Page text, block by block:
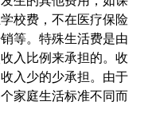
校费，不在医疗保险
等。特殊生活费是由
入比例来承担的。收
入少的少承担。由于
家庭生活标准不同而